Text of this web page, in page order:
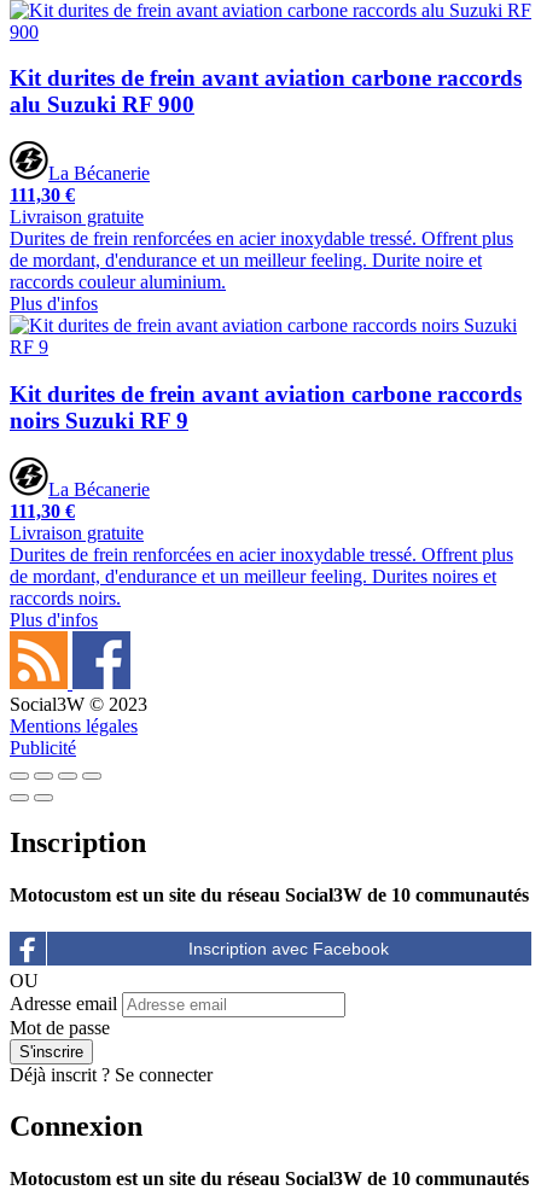
Kit durites de frein avant aviation carbone raccords
alu Suzuki RF 900
La Bécanerie
111,30 €
Livraison gratuite
Durites de frein renforcées en acier inoxydable tressé. Offrent plus
de mordant, d'endurance et un meilleur feeling. Durite noire et
raccords couleur aluminium.
Plus d'infos
Kit durites de frein avant aviation carbone raccords
noirs Suzuki RF 9
La Bécanerie
111,30 €
Livraison gratuite
Durites de frein renforcées en acier inoxydable tressé. Offrent plus
de mordant, d'endurance et un meilleur feeling. Durites noires et
raccords noirs.
Plus d'infos
Social3W © 2023
Mentions légales
Publicité
Inscription
Motocustom est un site du réseau Social3W de 10 communautés
OU
Adresse email
Mot de passe
Déjà inscrit ? Se connecter
Connexion
Motocustom est un site du réseau Social3W de 10 communautés